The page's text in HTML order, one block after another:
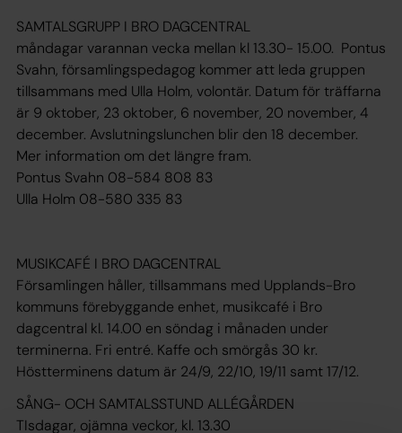
SAMTALSGRUPP I BRO DAGCENTRAL
måndagar varannan vecka mellan kl 13.30- 15.00. Pontus
Svahn, församlingspedagog kommer att leda gruppen
tillsammans med Ulla Holm, volontär. Datum för träffarna
är 9 oktober, 23 oktober, 6 november, 20 november, 4
december. Avslutningslunchen blir den 18 december.
Mer information om det längre fram.
Pontus Svahn 08-584 808 83
Ulla Holm 08-580 335 83
MUSIKCAFÉ I BRO DAGCENTRAL
Församlingen håller, tillsammans med Upplands-Bro
kommuns förebyggande enhet, musikcafé i Bro
dagcentral kl. 14.00 en söndag i månaden under
terminerna. Fri entré. Kaffe och smörgås 30 kr.
Höstterminens datum är 24/9, 22/10, 19/11 samt 17/12.
SÅNG- OCH SAMTALSSTUND ALLÉGÅRDEN
TIsdagar, ojämna veckor, kl. 13.30